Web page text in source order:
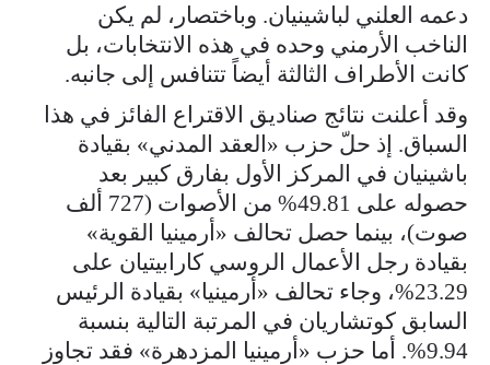
دعمه العلني لباشينيان. وباختصار، لم يكن
الناخب الأرمني وحده في هذه الانتخابات، بل
كانت الأطراف الثالثة أيضاً تتنافس إلى جانبه.
وقد أعلنت نتائج صناديق الاقتراع الفائز في هذا
السباق. إذ حلّ حزب «العقد المدني» بقيادة
باشينيان في المركز الأول بفارق كبير بعد
حصوله على 49.81% من الأصوات (727 ألف
صوت)، بينما حصل تحالف «أرمينيا القوية»
بقيادة رجل الأعمال الروسي كارابيتيان على
23.29%، وجاء تحالف «أرمينيا» بقيادة الرئيس
السابق كوتشاريان في المرتبة التالية بنسبة
9.94%. أما حزب «أرمينيا المزدهرة» فقد تجاوز